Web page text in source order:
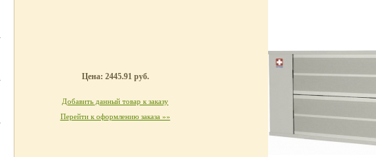
Цена: 2445.91 руб.
Добавить данный товар к заказу
Перейти к оформлению заказа »»